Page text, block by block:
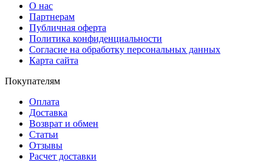
О нас
Партнерам
Публичная оферта
Политика конфиденциальности
Согласие на обработку персональных данных
Карта сайта
Покупателям
Оплата
Доставка
Возврат и обмен
Статьи
Отзывы
Расчет доставки